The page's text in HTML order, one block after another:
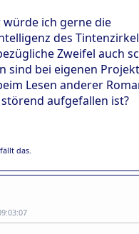
würde ich gerne die
des
Zweifel auch
sind bei eigenen
Lesen anderer
aufgefallen ist?
das.